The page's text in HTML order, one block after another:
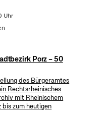
Uhr
Porz – 50
des Bürgeramtes
Rechtsrheinisches
mit Rheinischem
zum heutigen